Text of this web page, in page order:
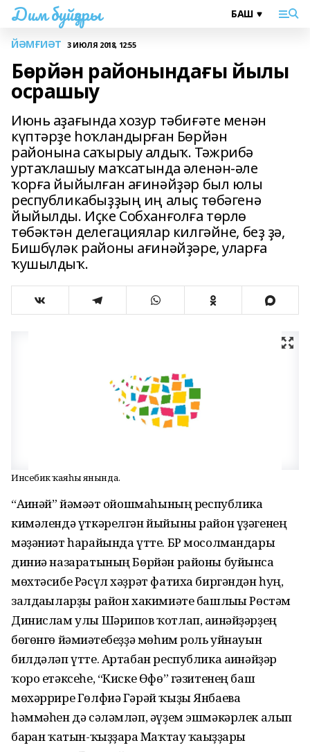
Дим буйҙары
ЙӘМҒИӘТ 3 ИЮЛЯ 2018, 12:55
Бөрйән районындағы йылы
осрашыу
Июнь аҙағында хозур тәбиғәте менән
күптәрҙе һоҡландырған Бөрйән
районына саҡырыу алдыҡ. Тәжрибә
уртаҡлашыу маҡсатында әленән-әле
ҡорға йыйылған ағинәйҙәр был юлы
республикабыҙҙың иң алыҫ төбәгенә
йыйылды. Иҫке Собханғолға төрлө
төбәктән делегациялар килгәйне, беҙ ҙә,
Бишбүләк районы ағинәйҙәре, уларға
ҡушылдыҡ.
Инсебикә ҡаяһы янында.
“Ағинәй” йәмәғәт ойошмаһының республика
кимәлендә үткәрелгән йыйыны район үҙәгенең
мәҙәниәт һарайында үтте. БР мосолмандары
диниә назаратының Бөрйән районы буйынса
мөхтәсибе Рәсүл хәҙрәт фатиха биргәндән һуң,
залдағыларҙы район хакимиәте башлығы Рөстәм
Динислам улы Шәрипов ҡотлап, ағинәйҙәрҙең
бөгөнгө йәмғиәтебеҙҙә мөһим роль уйнауын
билдәләп үтте. Артабан республика ағинәйҙәр
ҡоро етәксеһе, “Киске Өфө” гәзитенең баш
мөхәррире Гөлфиә Гәрәй ҡыҙы Янбаева
һәммәһен дә сәләмләп, әүҙем эшмәкәрлек алып
барған ҡатын-ҡыҙҙарға Маҡтау ҡағыҙҙары